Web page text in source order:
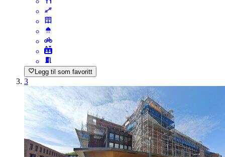
Legg til som favoritt
3